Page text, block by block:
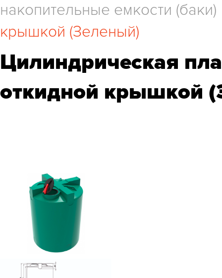
накопительные емкости (баки)
крышкой (Зеленый)
Цилиндрическая
откидной крышкой